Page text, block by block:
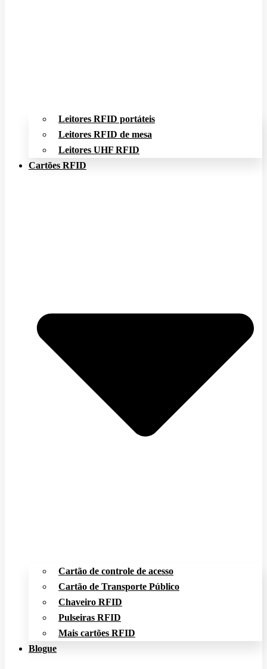
Leitores RFID portáteis
Leitores RFID de mesa
Leitores UHF RFID
Cartões RFID
Cartão de controle de acesso
Cartão de Transporte Público
Chaveiro RFID
Pulseiras RFID
Mais cartões RFID
Blogue